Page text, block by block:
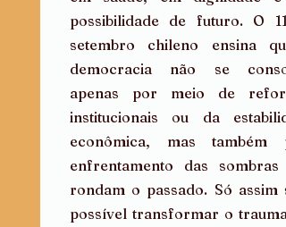
possibilidade de futuro. O 11
setembro chileno ensina
democracia não se
apenas por meio de
institucionais ou da
econômica, mas também
enfrentamento das sombras
rondam o passado. Só assim
possível transformar o trauma